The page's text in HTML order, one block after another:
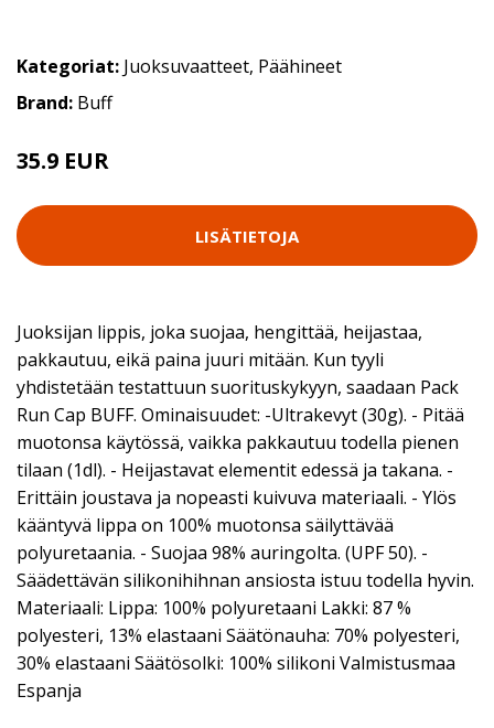
Kategoriat: Juoksuvaatteet, Päähineet
Brand: Buff
35.9 EUR
LISÄTIETOJA
Juoksijan lippis, joka suojaa, hengittää, heijastaa,
pakkautuu, eikä paina juuri mitään. Kun tyyli
yhdistetään testattuun suorituskykyyn, saadaan Pack
Run Cap BUFF. Ominaisuudet: -Ultrakevyt (30g). - Pitää
muotonsa käytössä, vaikka pakkautuu todella pienen
tilaan (1dl). - Heijastavat elementit edessä ja takana. -
Erittäin joustava ja nopeasti kuivuva materiaali. - Ylös
kääntyvä lippa on 100% muotonsa säilyttävää
polyuretaania. - Suojaa 98% auringolta. (UPF 50). -
Säädettävän silikonihihnan ansiosta istuu todella hyvin.
Materiaali: Lippa: 100% polyuretaani Lakki: 87 %
polyesteri, 13% elastaani Säätönauha: 70% polyesteri,
30% elastaani Säätösolki: 100% silikoni Valmistusmaa
Espanja